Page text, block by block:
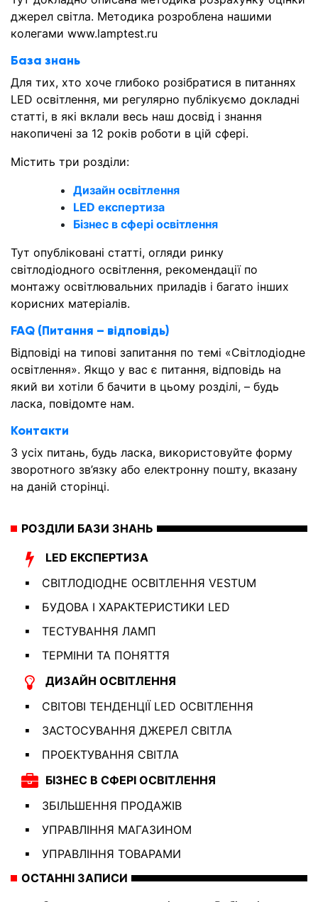
джерел світла. Методика розроблена нашими
колегами www.lamptest.ru
База знань
Для тих, хто хоче глибоко розібратися в питаннях
LED освітлення, ми регулярно публікуємо докладні
статті, в які вклали весь наш досвід і знання
накопичені за 12 років роботи в цій сфері.
Містить три розділи:
Дизайн освітлення
LED експертиза
Бізнес в сфері освітлення
Тут опубліковані статті, огляди ринку
світлодіодного освітлення, рекомендації по
монтажу освітлювальних приладів і багато інших
корисних матеріалів.
FAQ (Питання – відповідь)
Відповіді на типові запитання по темі «Світлодіодне
освітлення». Якщо у вас є питання, відповідь на
який ви хотіли б бачити в цьому розділі, – будь
ласка, повідомте нам.
Контакти
З усіх питань, будь ласка, використовуйте форму
зворотного зв’язку або електронну пошту, вказану
на даній сторінці.
РОЗДІЛИ БАЗИ ЗНАНЬ
LED ЕКСПЕРТИЗА
СВІТЛОДІОДНЕ ОСВІТЛЕННЯ VESTUM
БУДОВА І ХАРАКТЕРИСТИКИ LED
ТЕСТУВАННЯ ЛАМП
ТЕРМІНИ ТА ПОНЯТТЯ
ДИЗАЙН ОСВІТЛЕННЯ
СВІТОВІ ТЕНДЕНЦІЇ LED ОСВІТЛЕННЯ
ЗАСТОСУВАННЯ ДЖЕРЕЛ СВІТЛА
ПРОЕКТУВАННЯ СВІТЛА
БІЗНЕС В СФЕРІ ОСВІТЛЕННЯ
ЗБІЛЬШЕННЯ ПРОДАЖІВ
УПРАВЛІННЯ МАГАЗИНОМ
УПРАВЛІННЯ ТОВАРАМИ
ОСТАННІ ЗАПИСИ